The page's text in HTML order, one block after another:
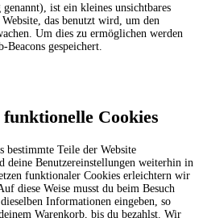
ist ein kleines unsichtbares
das benutzt wird, um den
Um dies zu ermöglichen werden
gespeichert.
Cookies
bestimmte Teile der Website
deine Benutzereinstellungen weiterhin in
funktionaler Cookies erleichtern wir
diese Weise musst du beim Besuch
Informationen eingeben, so
Warenkorb, bis du bezahlst. Wir